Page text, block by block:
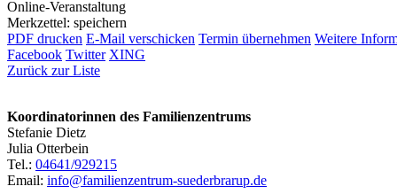
Online-Veranstaltung
Merkzettel: speichern
PDF drucken E-Mail verschicken Termin übernehmen Weitere
Facebook Twitter XING
Zurück zur Liste
Koordinatorinnen des Familienzentrums
Stefanie Dietz
Julia Otterbein
Tel.: 04641/929215
Email: info@familienzentrum-suederbrarup.de